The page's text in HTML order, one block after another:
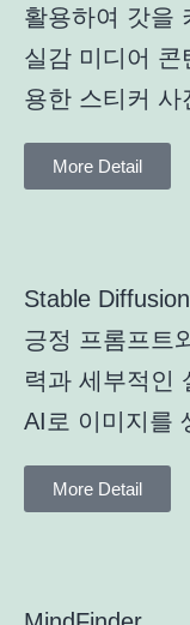
활용하여 갓을
실감 미디어
용한 스티커 사
More Detail
Stable Diffusion
긍정 프롬프트
력과 세부적인
AI로 이미지를
More Detail